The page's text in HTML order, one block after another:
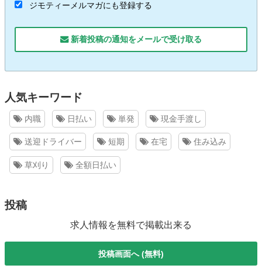
ジモティーメルマガにも登録する
新着投稿の通知をメールで受け取る
人気キーワード
内職 日払い 単発 現金手渡し
送迎ドライバー 短期 在宅 住み込み
草刈り 全額日払い
投稿
求人情報を無料で掲載出来る
投稿画面へ (無料)